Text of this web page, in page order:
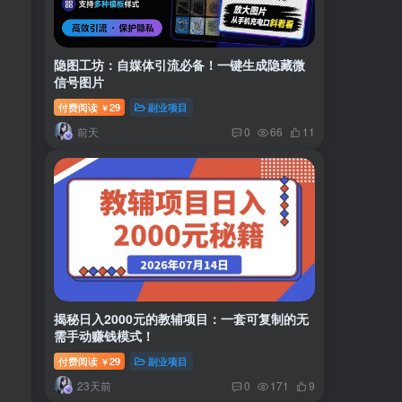
隐图工坊：自媒体引流必备！一键生成隐藏微
信号图片
付费阅读 ￥29 副业项目
前天 0 66 11
揭秘日入2000元的教辅项目：一套可复制的无
需手动赚钱模式！
付费阅读 ￥29 副业项目
23天前 0 171 9